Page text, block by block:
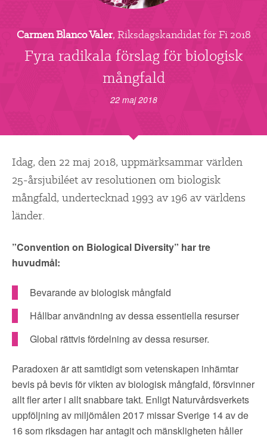
PARTILEDARE
SÖK
Carmen Blanco Valer, Riksdagskandidat för Fi 2018
Fyra radikala förslag för biologisk
mångfald
22 maj 2018
Idag, den 22 maj 2018, uppmärksammar världen
25-årsjubiléet av resolutionen om biologisk
mångfald, undertecknad 1993 av 196 av världens
länder.
”Convention on Biological Diversity” har tre
huvudmål:
Bevarande av biologisk mångfald
Hållbar användning av dessa essentiella resurser
Global rättvis fördelning av dessa resurser.
Paradoxen är att samtidigt som vetenskapen inhämtar
bevis på bevis för vikten av biologisk mångfald, försvinner
allt fler arter i allt snabbare takt. Enligt Naturvårdsverkets
uppföljning av miljömålen 2017 missar Sverige 14 av de
16 som riksdagen har antagit och mänskligheten håller